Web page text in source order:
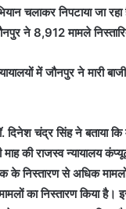
चलाकर निपटाया जा
ने 8,912 मामले
में जौनपुर ने मारी
दिनेश चंद्र सिंह ने बताया
माह की राजस्व न्यायालय
के निस्तारण से अधिक
का निस्तारण किया